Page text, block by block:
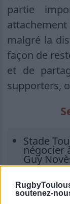
soutenez-
partie
malgré la
façon de
et de
supporters,
Stade
négocier
Guy
Stade
Ntamack